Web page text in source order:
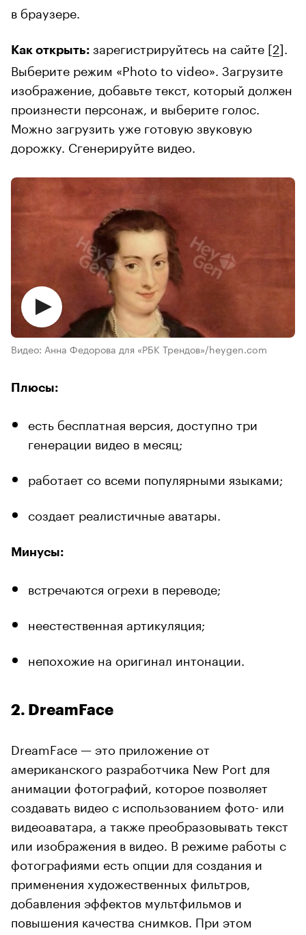
в браузере.
Как открыть: зарегистрируйтесь на сайте [2].
Выберите режим «Photo to video». Загрузите
изображение, добавьте текст, который должен
произнести персонаж, и выберите голос.
Можно загрузить уже готовую звуковую
дорожку. Сгенерируйте видео.
Видео: Анна Федорова для «РБК Трендов»/heygen.com
Плюсы:
есть бесплатная версия, доступно три
генерации видео в месяц;
работает со всеми популярными языками;
создает реалистичные аватары.
Минусы:
встречаются огрехи в переводе;
неестественная артикуляция;
непохожие на оригинал интонации.
2. DreamFace
DreamFace — это приложение от
американского разработчика New Port для
анимации фотографий, которое позволяет
создавать видео с использованием фото- или
видеоаватара, а также преобразовывать текст
или изображения в видео. В режиме работы с
фотографиями есть опции для создания и
применения художественных фильтров,
добавления эффектов мультфильмов и
повышения качества снимков. При этом